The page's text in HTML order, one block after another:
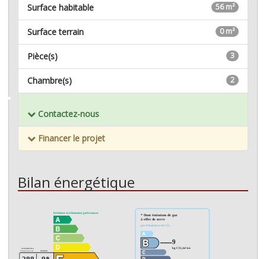
56 m²
Surface habitable
0 m²
Surface terrain
3
Pièce(s)
2
Chambre(s)
Contactez-nous
Financer le projet
Bilan énergétique